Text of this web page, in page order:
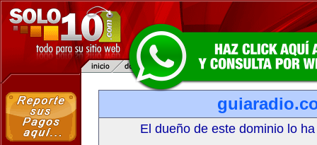
El dueño de este dominio lo